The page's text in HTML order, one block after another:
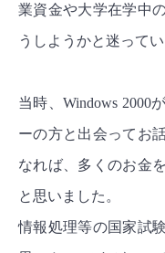
業資金や大学在学中
うしようかと迷って
当時、Windows 2000
ーの方と出会ってお
なれば、多くのお金
と思いました。
情報処理等の国家試